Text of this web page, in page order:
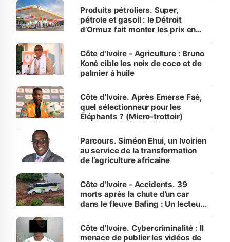
menacées
Produits pétroliers. Super,
pétrole et gasoil : le Détroit
d’Ormuz fait monter les prix en
Côte d’Ivoire - Agriculture : Bruno
Koné cible les noix de coco et de
palmier à huile
Côte d’Ivoire. Après Emerse Faé,
quel sélectionneur pour les
Éléphants ? (Micro-trottoir)
Parcours. Siméon Ehui, un Ivoirien
au service de la transformation
de l’agriculture africaine
Côte d’Ivoire - Accidents. 39
morts après la chute d’un car
dans le fleuve Bafing : Un lecteur
des Transports
Côte d'Ivoire. Cybercriminalité : Il
menace de publier les vidéos de